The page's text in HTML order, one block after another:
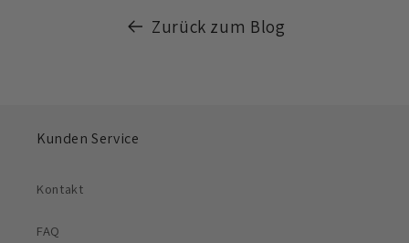
Zurück zum Blog
Kunden Service
Kontakt
FAQ